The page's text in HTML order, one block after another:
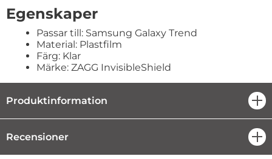
Egenskaper
Passar till: Samsung Galaxy Trend
Material: Plastfilm
Färg: Klar
Märke: ZAGG InvisibleShield
Produktinformation
Recensioner